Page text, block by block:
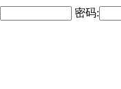
密码: